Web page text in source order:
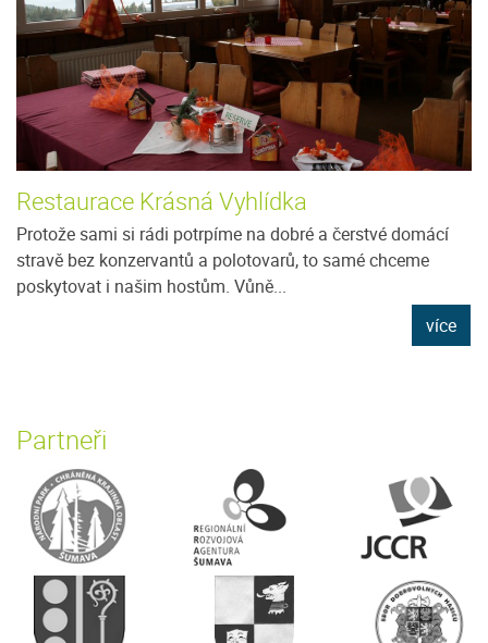
Restaurace Krásná Vyhlídka
Protože sami si rádi potrpíme na dobré a čerstvé domácí
stravě bez konzervantů a polotovarů, to samé chceme
poskytovat i našim hostům. Vůně...
více
Partneři